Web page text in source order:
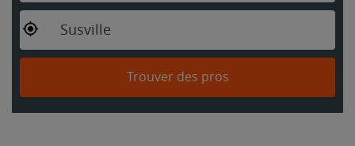
Susville
Trouver des pros